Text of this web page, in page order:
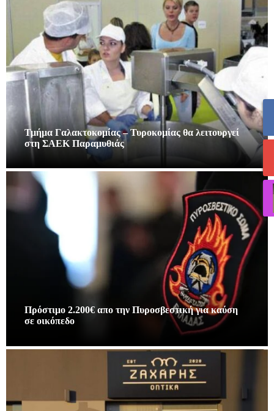
Τμήμα Γαλακτοκομίας – Τυροκομίας θα λειτουργεί
στη ΣΑΕΚ Παραμυθιάς
Πρόστιμο 2.200€ απο την Πυροσβεστική για καύση
σε οικόπεδο